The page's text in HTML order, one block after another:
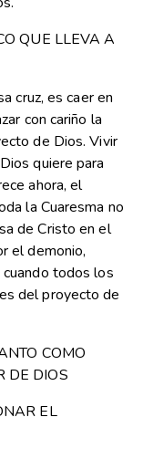
QUE LLEVA A
cruz, es caer en
con cariño la
de Dios. Vivir
quiere para
ahora, el
la Cuaresma no
de Cristo en el
el demonio,
cuando todos los
del proyecto de
COMO
DE DIOS
EL